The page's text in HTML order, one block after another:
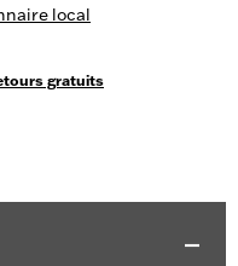
local
gratuits